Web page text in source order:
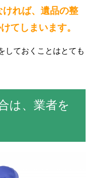
れば、遺品の整
てしまいます。
しておくことはとても
は、業者を